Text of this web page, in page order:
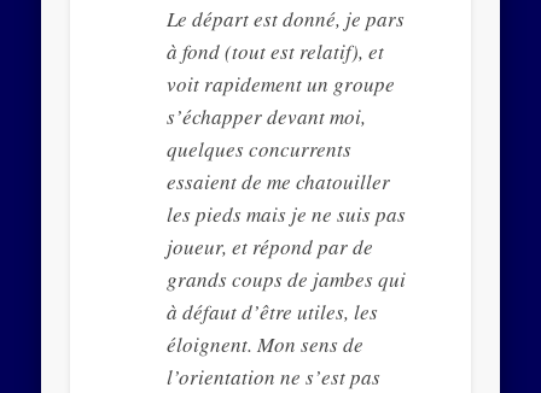
Le départ est donné, je pars
à fond (tout est relatif), et
voit rapidement un groupe
s’échapper devant moi,
quelques concurrents
essaient de me chatouiller
les pieds mais je ne suis pas
joueur, et répond par de
grands coups de jambes qui
à défaut d’être utiles, les
éloignent. Mon sens de
l’orientation ne s’est pas